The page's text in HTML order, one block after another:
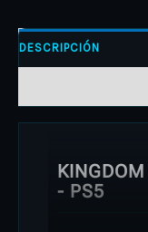
DESCRIPCIÓN
- PS5